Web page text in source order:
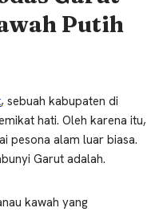
Putih
, sebuah kabupaten di
hati. Oleh karena itu,
pesona alam luar biasa.
Garut adalah.
kawah yang